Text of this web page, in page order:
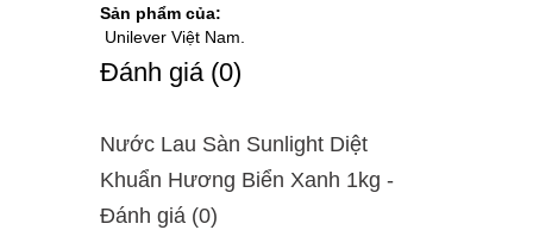
Sản phẩm của:
Unilever Việt Nam.
Ðánh giá (0)
Nước Lau Sàn Sunlight Diệt
Khuẩn Hương Biển Xanh 1kg -
Ðánh giá (0)